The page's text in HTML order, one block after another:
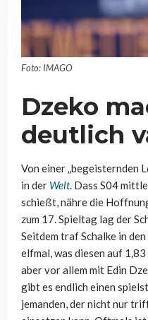
Foto: IMAGO
Dzeko
deutlich
Von einer „begeisternden
in der Welt. Dass S04
schießt, nähre die
zum 17. Spieltag lag der
Seitdem traf Schalke in
elfmal, was diesen auf
aber vor allem mit Edin
gibt es endlich einen
jemanden, der nicht nur